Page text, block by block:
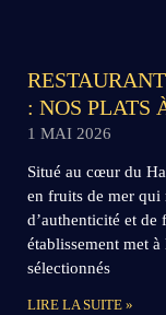
: NOS PLATS
1 MAI 2026
Situé au cœur du
en fruits de mer qui
d’authenticité et
établissement met
sélectionnés
LIRE LA SUITE »